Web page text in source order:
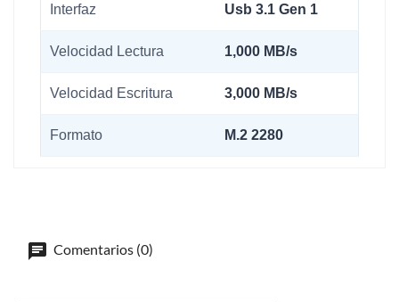
Interfaz Usb 3.1 Gen 1
Velocidad Lectura 1,000 MB/s
Velocidad Escritura 3,000 MB/s
Formato M.2 2280
Comentarios (0)